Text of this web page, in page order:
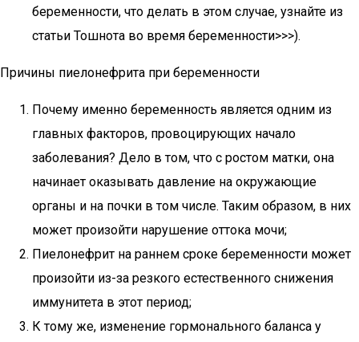
беременности, что делать в этом случае, узнайте из
статьи Тошнота во время беременности>>>).
Причины пиелонефрита при беременности
Почему именно беременность является одним из
главных факторов, провоцирующих начало
заболевания? Дело в том, что с ростом матки, она
начинает оказывать давление на окружающие
органы и на почки в том числе. Таким образом, в них
может произойти нарушение оттока мочи;
Пиелонефрит на раннем сроке беременности может
произойти из-за резкого естественного снижения
иммунитета в этот период;
К тому же, изменение гормонального баланса у